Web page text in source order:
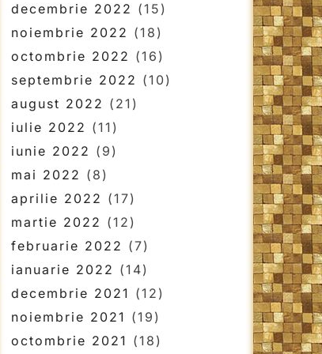
decembrie 2022 (15)
noiembrie 2022 (18)
octombrie 2022 (16)
septembrie 2022 (10)
august 2022 (21)
iulie 2022 (11)
iunie 2022 (9)
mai 2022 (8)
aprilie 2022 (17)
martie 2022 (12)
februarie 2022 (7)
ianuarie 2022 (14)
decembrie 2021 (12)
noiembrie 2021 (19)
octombrie 2021 (18)